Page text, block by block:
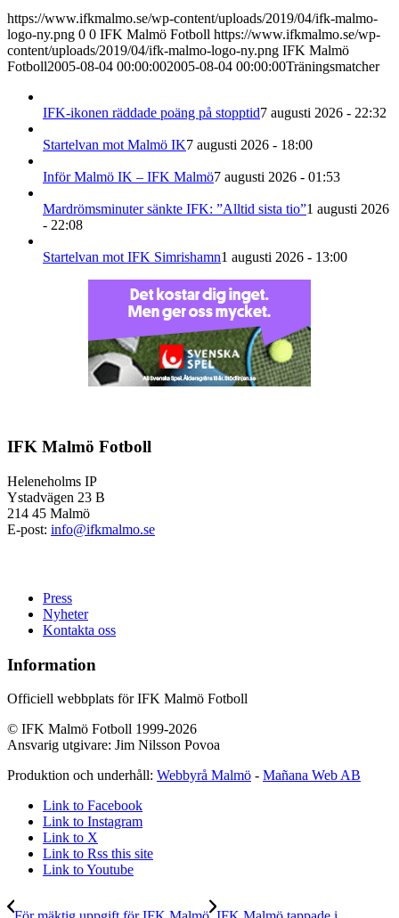
https://www.ifkmalmo.se/wp-content/uploads/2019/04/ifk-malmo-
logo-ny.png 0 0 IFK Malmö Fotboll https://www.ifkmalmo.se/wp-
content/uploads/2019/04/ifk-malmo-logo-ny.png IFK Malmö
Fotboll2005-08-04 00:00:002005-08-04 00:00:00Träningsmatcher
IFK-ikonen räddade poäng på stopptid7 augusti 2026 - 22:32
Startelvan mot Malmö IK7 augusti 2026 - 18:00
Inför Malmö IK – IFK Malmö7 augusti 2026 - 01:53
Mardrömsminuter sänkte IFK: ”Alltid sista tio”1 augusti 2026
- 22:08
Startelvan mot IFK Simrishamn1 augusti 2026 - 13:00
IFK Malmö Fotboll
Heleneholms IP
Ystadvägen 23 B
214 45 Malmö
E-post: info@ifkmalmo.se
Press
Nyheter
Kontakta oss
Information
Officiell webbplats för IFK Malmö Fotboll
© IFK Malmö Fotboll 1999-2026
Ansvarig utgivare: Jim Nilsson Povoa
Produktion och underhåll: Webbyrå Malmö - Mañana Web AB
Link to Facebook
Link to Instagram
Link to X
Link to Rss this site
Link to Youtube